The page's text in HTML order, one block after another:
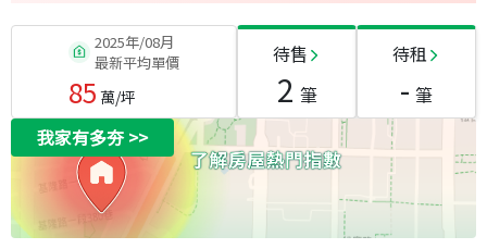
2025年/08月
最新平均單價
85 萬/坪
待售
2 筆
待租
- 筆
我家有多夯>>